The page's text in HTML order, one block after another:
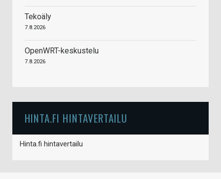
Tekoäly
7.8.2026
OpenWRT-keskustelu
7.8.2026
HINTA.FI HINTAVERTAILU
Hinta.fi hintavertailu